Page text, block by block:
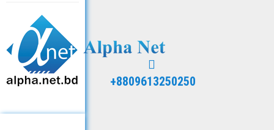
+8809613250250